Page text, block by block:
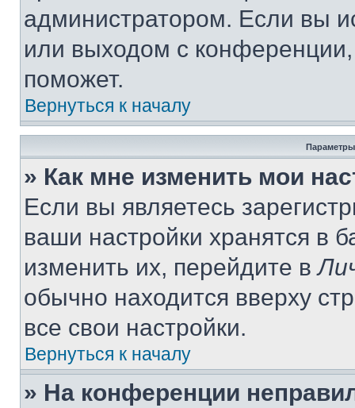
администратором. Если вы
или выходом с
поможет.
Вернуться к началу
Параметры
» Как мне изменить мои
Если вы являетесь
ваши настройки хранятся в
изменить их, перейдите в
обычно находится вверху
все свои настройки.
Вернуться к началу
» На конференции